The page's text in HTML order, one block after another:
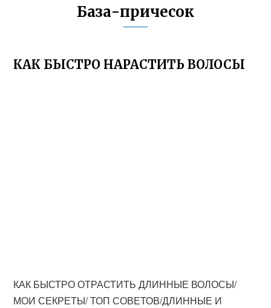
База-причесок
КАК БЫСТРО НАРАСТИТЬ ВОЛОСЫ
КАК БЫСТРО ОТРАСТИТЬ ДЛИННЫЕ ВОЛОСЫ/
МОИ СЕКРЕТЫ/ ТОП СОВЕТОВ/ДЛИННЫЕ И